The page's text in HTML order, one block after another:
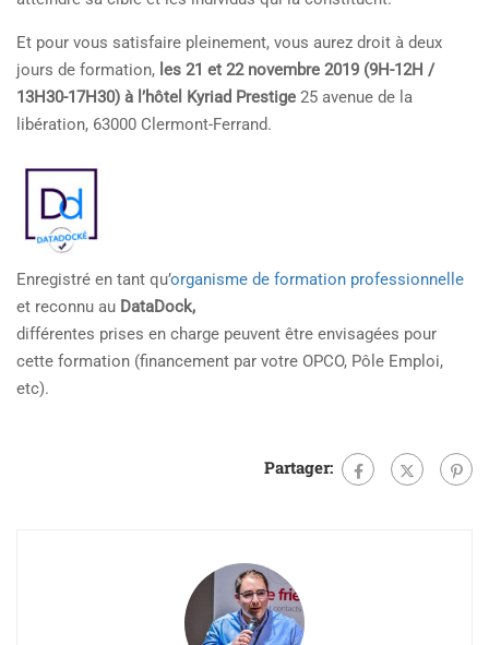
Et pour vous satisfaire pleinement, vous aurez droit à deux
jours de formation, les 21 et 22 novembre 2019 (9H-12H /
13H30-17H30) à l’hôtel Kyriad Prestige 25 avenue de la
libération, 63000 Clermont-Ferrand.
Enregistré en tant qu’organisme de formation professionnelle
et reconnu au DataDock,
différentes prises en charge peuvent être envisagées pour
cette formation (financement par votre OPCO, Pôle Emploi,
etc).
Partager: